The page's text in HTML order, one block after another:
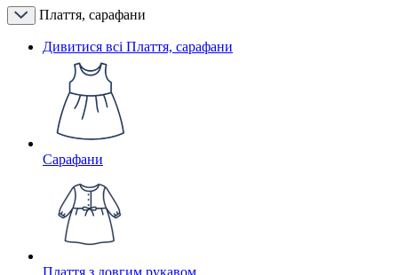
Плаття, сарафани
Дивитися всі Плаття, сарафани
Сарафани
Плаття з довгим рукавом